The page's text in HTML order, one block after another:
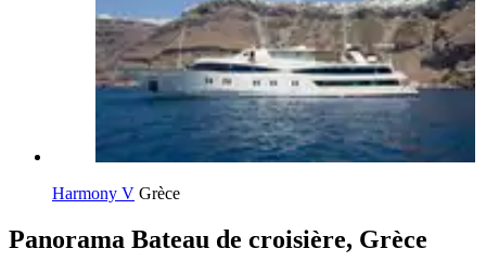
Harmony V Grèce
Panorama Bateau de croisière, Grèce